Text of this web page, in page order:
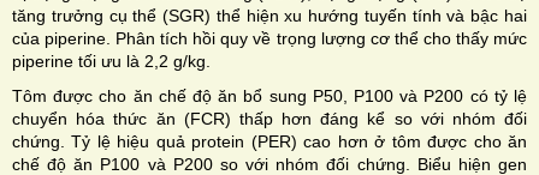
tăng trưởng cụ thể (SGR) thể hiện xu hướng tuyến tính và bậc hai
của piperine. Phân tích hồi quy về trọng lượng cơ thể cho thấy mức
piperine tối ưu là 2,2 g/kg.
Tôm được cho ăn chế độ ăn bổ sung P50, P100 và P200 có tỷ lệ
chuyển hóa thức ăn (FCR) thấp hơn đáng kể so với nhóm đối
chứng. Tỷ lệ hiệu quả protein (PER) cao hơn ở tôm được cho ăn
chế độ ăn P100 và P200 so với nhóm đối chứng. Biểu hiện gen